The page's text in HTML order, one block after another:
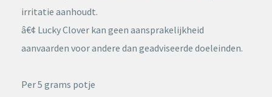
irritatie aanhoudt.
â€¢ Lucky Clover kan geen aansprakelijkheid
aanvaarden voor andere dan geadviseerde doeleinden.
Per 5 grams potje